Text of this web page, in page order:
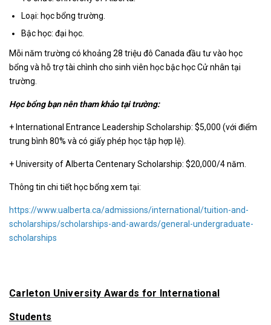
Loại: học bổng trường.
Bậc học: đại học.
Mỗi năm trường có khoảng 28 triệu đô Canada đầu tư vào học
bổng và hỗ trợ tài chình cho sinh viên học bậc học Cử nhân tại
trường.
Học bổng bạn nên tham khảo tại trường:
+ International Entrance Leadership Scholarship: $5,000 (với điểm
trung bình 80% và có giấy phép học tập hợp lệ).
+ University of Alberta Centenary Scholarship: $20,000/4 năm.
Thông tin chi tiết học bổng xem tại:
https://www.ualberta.ca/admissions/international/tuition-and-
scholarships/scholarships-and-awards/general-undergraduate-
scholarships
Carleton University Awards for International
Students